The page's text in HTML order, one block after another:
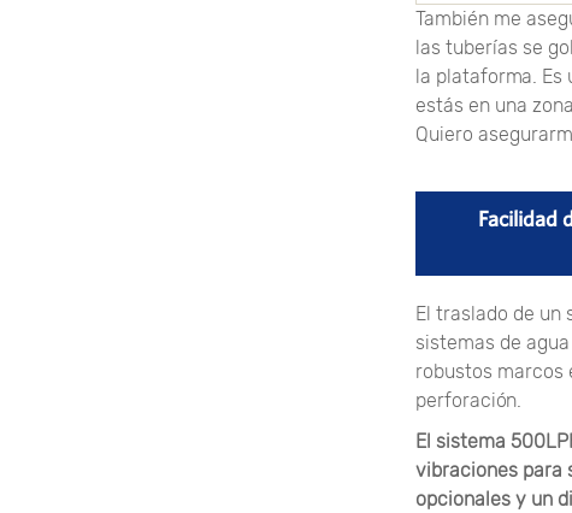
También me
las tuberías se
la plataforma.
estás en una
Quiero
Facilidad
El traslado de un
sistemas de
robustos marcos
perforación.
El sistema
vibraciones para
opcionales y un